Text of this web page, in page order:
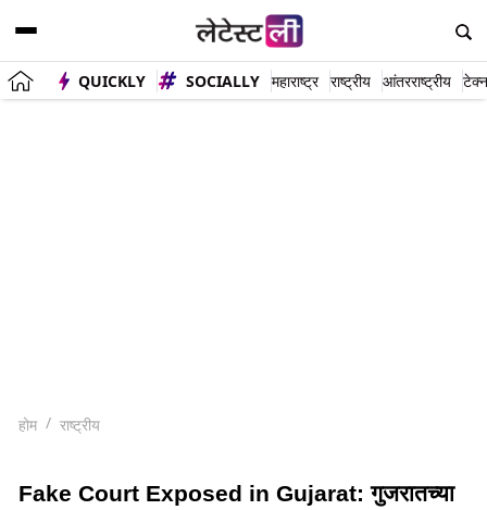
QUICKLY SOCIALLY महाराष्ट्र राष्ट्रीय आंतरराष्ट्रीय
होम राष्ट्रीय
Fake Court Exposed in Gujarat: गुजरातच्या